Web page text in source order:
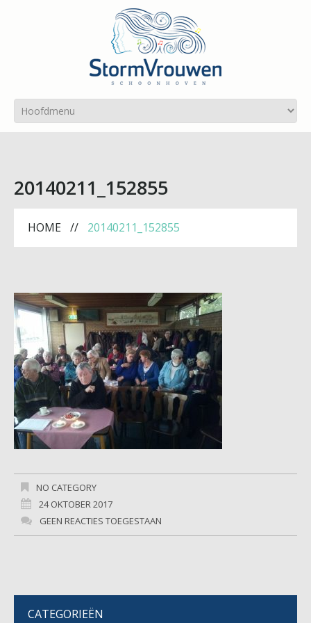
20140211_152855
HOME 20140211_152855
NO CATEGORY
24 OKTOBER 2017
GEEN REACTIES TOEGESTAAN
CATEGORIEËN